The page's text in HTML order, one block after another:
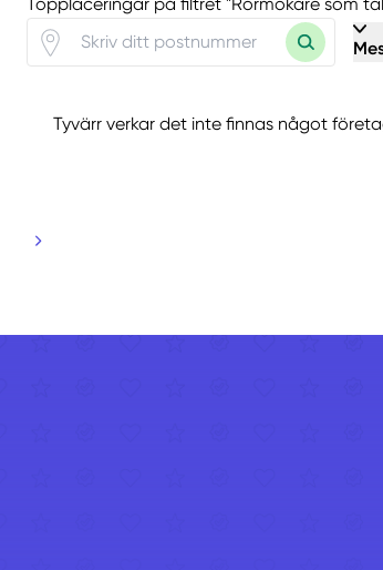
Topplaceringar på filtret "Rörmokare som
Tyvärr verkar det inte finnas något